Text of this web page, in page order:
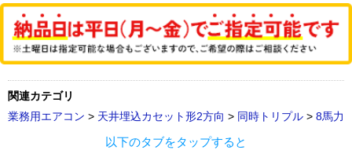
関連カテゴリ
業務用エアコン > 天井埋込カセット形2方向 > 同時トリプル > 8馬力
以下のタブをタップすると